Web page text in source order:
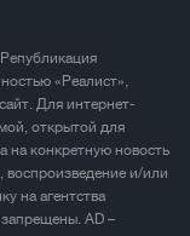
«Реалист»,
Для интернет-
открытой для
на конкретную новость
воспроизведение и/или
на агентства
AD –